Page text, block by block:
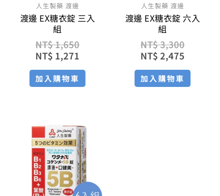
人生製藥 渡邊
渡邊 EX糖衣錠 三入
組
NT$1,650
NT$ 1,271
加入購物車
人生製藥 渡邊
渡邊 EX糖衣錠 六入
組
NT$3,300
NT$ 2,475
加入購物車
原
始
價
格：
NT$ 2,640。
目
前
價
格：
NT$ 1,980。